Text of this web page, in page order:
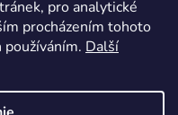
pro analytické
procházením tohoto
Další